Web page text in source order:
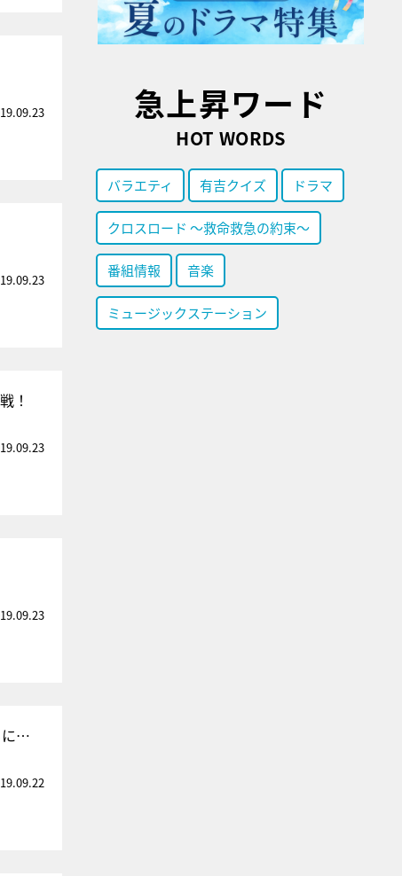
！
に…
急上昇ワード
HOT WORDS
バラエティ 有吉クイズ ドラマ
クロスロード ～救命救急の約束～
番組情報 音楽
ミュージックステーション